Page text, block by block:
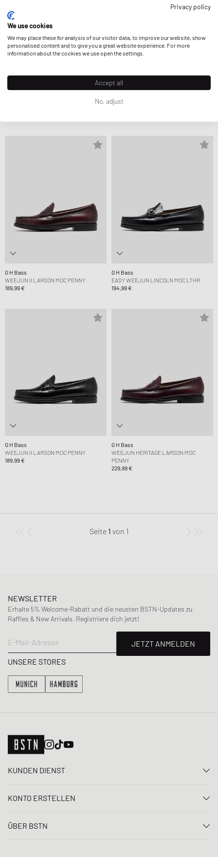
G H Bass
G H Bass
WEEJUN HERITAGE LARSON MOC
PENNY
G H Bass
WEEJUN II LARSON MOC PENNY
189,99 €
G H Bass
EASY WEEJUN LINCOLN MOC LTHR
194,99 €
G H Bass
WEEJUN II LARSON MOC PENNY
189,99 €
G H Bass
WEEJUN HERITAGE LARSON MOC
PENNY
229,99 €
Seite 1 von 1
NEWSLETTER
Erhalte 5% Welcome-Rabatt und die neusten BSTN-Updates zu
Raffles & New Arrivals. Registriere dich jetzt!
E-Mail-Adresse
JETZT ANMELDEN
UNSERE STORES
KUNDEN DIENST
FAQ
KONTO ERSTELLEN
Registrieren
ÜBER BSTN
Privacy policy
We use cookies
We may place these for analysis of our visitor data, to improve our website, show
personalised content and to give you a great website experience. For more
information about the cookies we use open the settings.
Accept all
No, adjust